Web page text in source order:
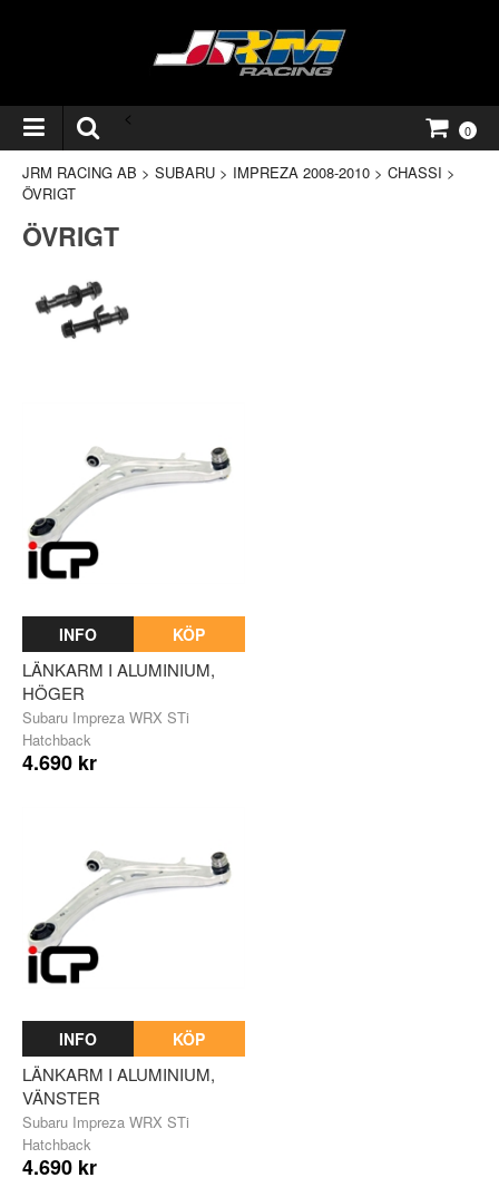
<
0
JRM RACING AB > SUBARU > IMPREZA 2008-2010 > CHASSI >
ÖVRIGT
ÖVRIGT
INFO KÖP
LÄNKARM I ALUMINIUM,
HÖGER
Subaru Impreza WRX STi
Hatchback
4.690 kr
INFO KÖP
LÄNKARM I ALUMINIUM,
VÄNSTER
Subaru Impreza WRX STi
Hatchback
4.690 kr